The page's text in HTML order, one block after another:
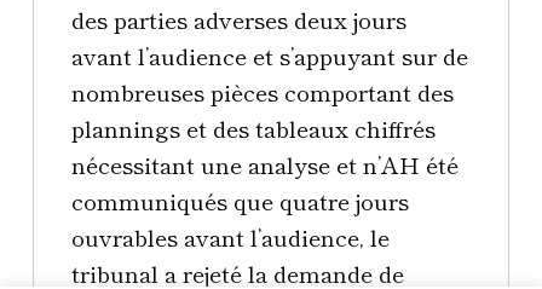
des parties adverses deux jours
avant l’audience et s’appuyant sur de
nombreuses pièces comportant des
plannings et des tableaux chiffrés
nécessitant une analyse et n’AH été
communiqués que quatre jours
ouvrables avant l’audience, le
tribunal a rejeté la demande de